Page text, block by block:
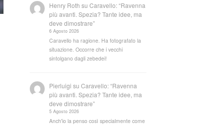
Henry Roth suCaravello: “Ravenna
più avanti. Spezia? Tante idee, ma
deve dimostrare”
6 Agosto 2026
Caravello ha ragione. Ha fotografato la
situazione. Occorre che i vecchi
sintolgano dagli zebedei!
Pierluigi suCaravello: “Ravenna
più avanti. Spezia? Tante idee, ma
deve dimostrare”
5 Agosto 2026
Anch'io la penso così specialmente come